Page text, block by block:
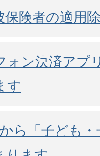
保険者の適用
ォン決済アプ
す
ら「子ども